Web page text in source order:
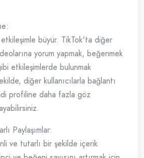
büyür. TikTok'ta diğer
yorum yapmak, beğenmek
etkileşimlerde bulunmak
diğer kullanıcılarla bağlantı
profiline daha fazla göz
Paylaşımlar:
ve tutarlı bir şekilde içerik